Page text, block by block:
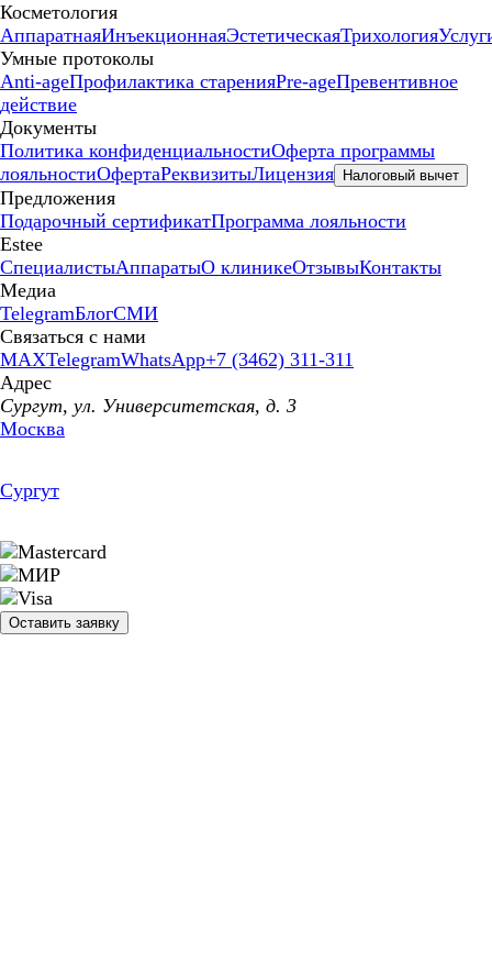
Косметология
АппаратнаяИнъекционнаяЭстетическаяТрихология
Умные протоколы
Anti-ageПрофилактика старенияPre-ageПревентивное
действие
Документы
Политика конфиденциальностиОферта программы
лояльностиОфертаРеквизитыЛицензия Налоговый вычет
Предложения
Подарочный сертификатПрограмма лояльности
Estee
СпециалистыАппаратыО клиникеОтзывыКонтакты
Медиа
TelegramБлогСМИ
Связаться с нами
MAXTelegramWhatsApp+7 (3462) 311-311
Адрес
Сургут, ул. Университетская, д. 3
Москва
Сургут
Оставить заявку